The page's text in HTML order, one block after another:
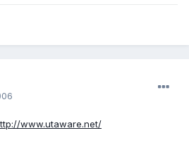
www.utaware.net/